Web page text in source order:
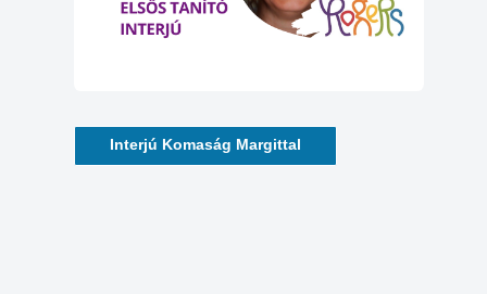
Interjú Komaság Margittal